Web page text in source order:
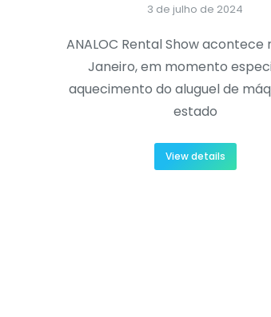
3 de julho de 2024
ANALOC Rental Show acontece
Janeiro, em momento
aquecimento do aluguel de
estado
View details